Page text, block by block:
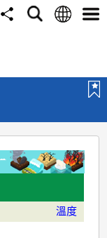
分
搜
語
選
溫度